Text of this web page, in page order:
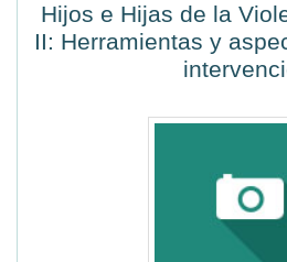
Hijos e Hijas de la
II: Herramientas y